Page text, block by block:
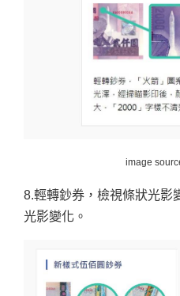
image
8.輕轉鈔券，檢視條狀光影
光影變化。